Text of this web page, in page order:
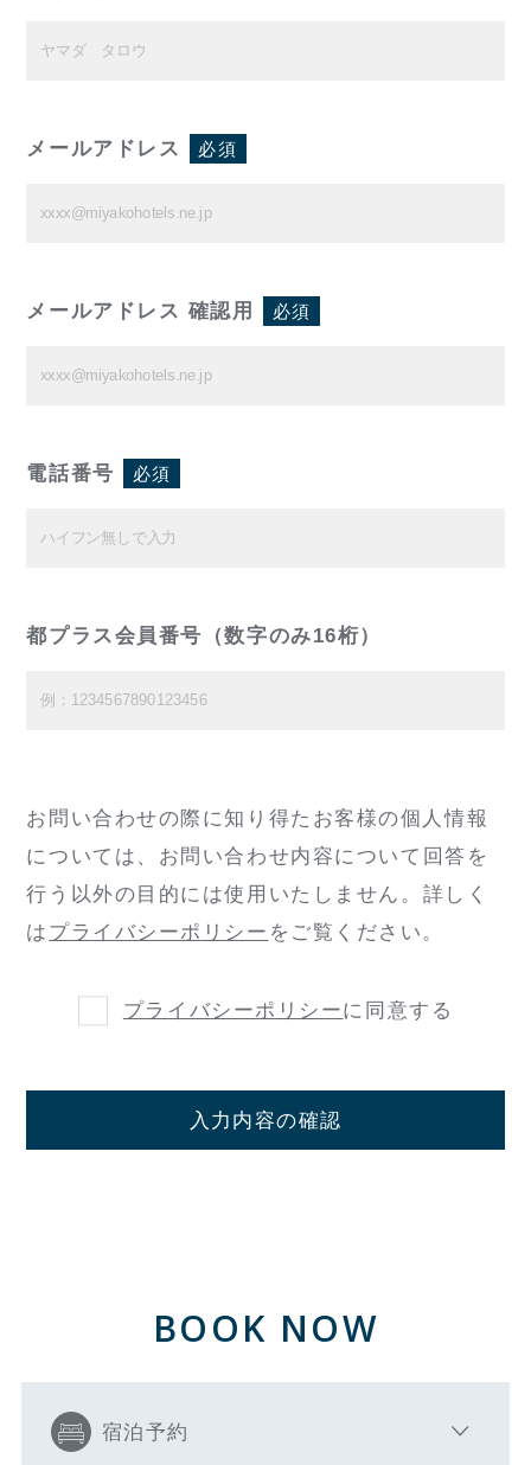
メールアドレス 必須
メールアドレス 確認用 必須
電話番号 必須
都プラス会員番号（数字のみ16桁）
お問い合わせの際に知り得たお客様の個人情報
については、 お問い合わせ内容について回答を
行う以外の目的には使用いたしません。 詳しく
は プライバシーポリシー をご覧ください。
プライバシーポリシーに同意する
入力内容の確認
BOOK NOW
宿泊予約